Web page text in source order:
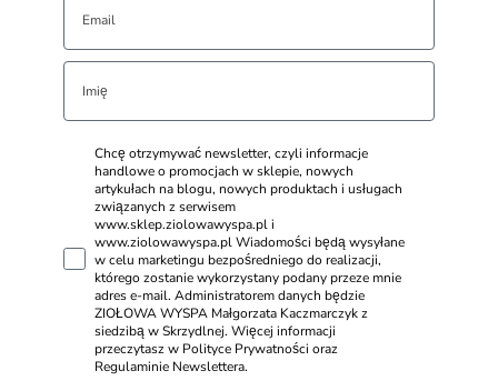
Chcę otrzymywać newsletter, czyli informacje
handlowe o promocjach w sklepie, nowych
artykułach na blogu, nowych produktach i usługach
związanych z serwisem
www.sklep.ziolowawyspa.pl i
www.ziolowawyspa.pl Wiadomości będą wysyłane
w celu marketingu bezpośredniego do realizacji,
którego zostanie wykorzystany podany przeze mnie
adres e-mail. Administratorem danych będzie
ZIOŁOWA WYSPA Małgorzata Kaczmarczyk z
siedzibą w Skrzydlnej. Więcej informacji
przeczytasz w Polityce Prywatności oraz
Regulaminie Newslettera.